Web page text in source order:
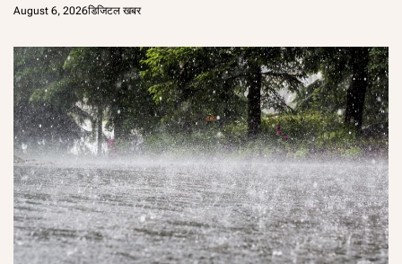
August 6, 2026डिजिटल खबर